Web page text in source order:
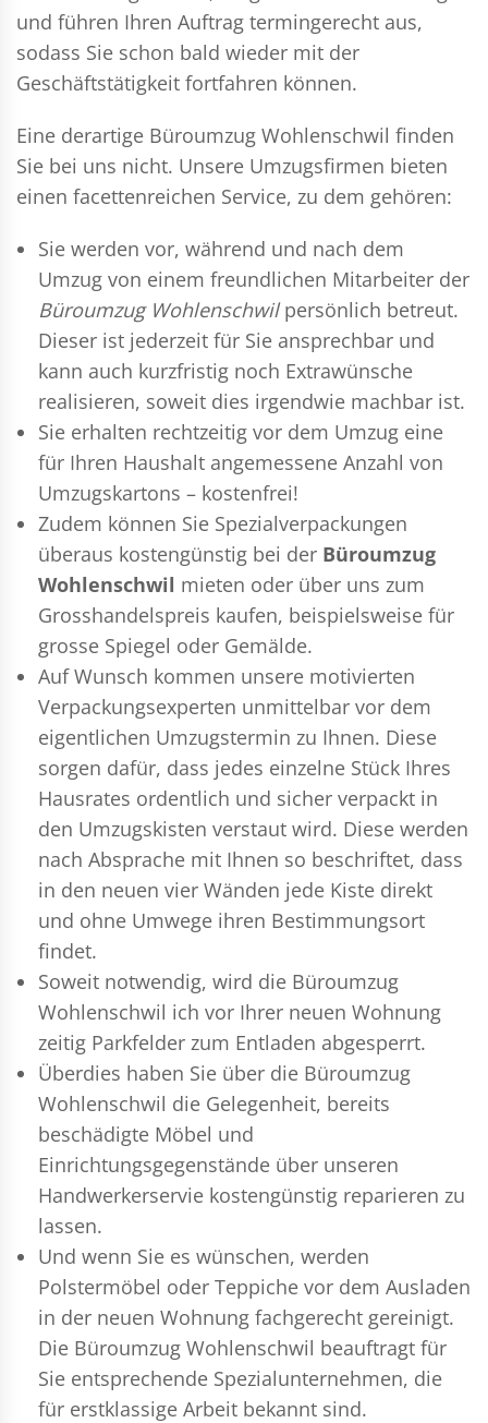
und führen Ihren Auftrag termingerecht aus,
sodass Sie schon bald wieder mit der
Geschäftstätigkeit fortfahren können.
Eine derartige Büroumzug Wohlenschwil finden
Sie bei uns nicht. Unsere Umzugsfirmen bieten
einen facettenreichen Service, zu dem gehören:
Sie werden vor, während und nach dem
Umzug von einem freundlichen Mitarbeiter der
Büroumzug Wohlenschwilpersönlich betreut.
Dieser ist jederzeit für Sie ansprechbar und
kann auch kurzfristig noch Extrawünsche
realisieren, soweit dies irgendwie machbar ist.
Sie erhalten rechtzeitig vor dem Umzug eine
für Ihren Haushalt angemessene Anzahl von
Umzugskartons – kostenfrei!
Zudem können Sie Spezialverpackungen
überaus kostengünstig bei der Büroumzug
Wohlenschwil mieten oder über uns zum
Grosshandelspreis kaufen, beispielsweise für
grosse Spiegel oder Gemälde.
Auf Wunsch kommen unsere motivierten
Verpackungsexperten unmittelbar vor dem
eigentlichen Umzugstermin zu Ihnen. Diese
sorgen dafür, dass jedes einzelne Stück Ihres
Hausrates ordentlich und sicher verpackt in
den Umzugskisten verstaut wird. Diese werden
nach Absprache mit Ihnen so beschriftet, dass
in den neuen vier Wänden jede Kiste direkt
und ohne Umwege ihren Bestimmungsort
findet.
Soweit notwendig, wird die Büroumzug
Wohlenschwil ich vor Ihrer neuen Wohnung
zeitig Parkfelder zum Entladen abgesperrt.
Überdies haben Sie über die Büroumzug
Wohlenschwil die Gelegenheit, bereits
beschädigte Möbel und
Einrichtungsgegenstände über unseren
Handwerkerservie kostengünstig reparieren zu
lassen.
Und wenn Sie es wünschen, werden
Polstermöbel oder Teppiche vor dem Ausladen
in der neuen Wohnung fachgerecht gereinigt.
Die Büroumzug Wohlenschwil beauftragt für
Sie entsprechende Spezialunternehmen, die
für erstklassige Arbeit bekannt sind.